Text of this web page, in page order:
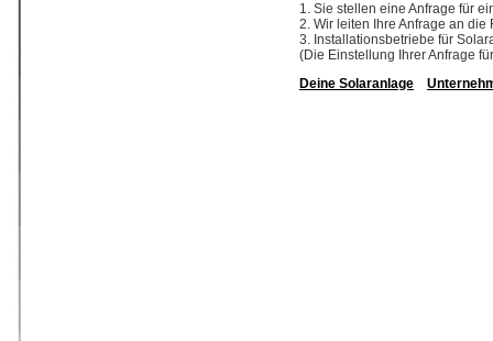
1. Sie stellen eine Anfrage für
2. Wir leiten Ihre Anfrage an
3. Installationsbetriebe für
(Die Einstellung Ihrer Anfrage
Deine Solaranlage